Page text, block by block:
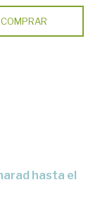
COMPRAR